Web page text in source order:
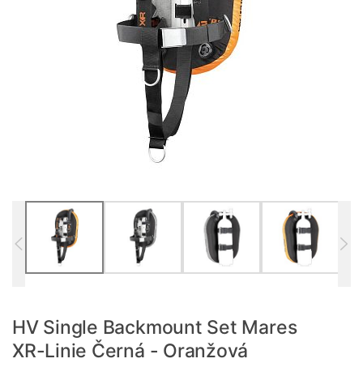
HV Single Backmount Set Mares
XR-Linie Černá - Oranžová